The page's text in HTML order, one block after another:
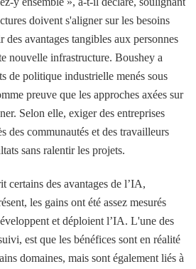
doivent s'aligner sur les besoins
des avantages tangibles aux personnes
nouvelle infrastructure. Boushey a
de politique industrielle menés sous
preuve que les approches axées sur
Selon elle, exiger des entreprises
des communautés et des travailleurs
sans ralentir les projets.
certains des avantages de l’IA,
les gains ont été assez mesurés
et déploient l’IA. L'une des
est que les bénéfices sont en réalité
domaines, mais sont également liés à